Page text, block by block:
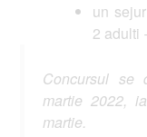
un sejur
2 adulti +
Concursul se
martie 2022, iar
martie.